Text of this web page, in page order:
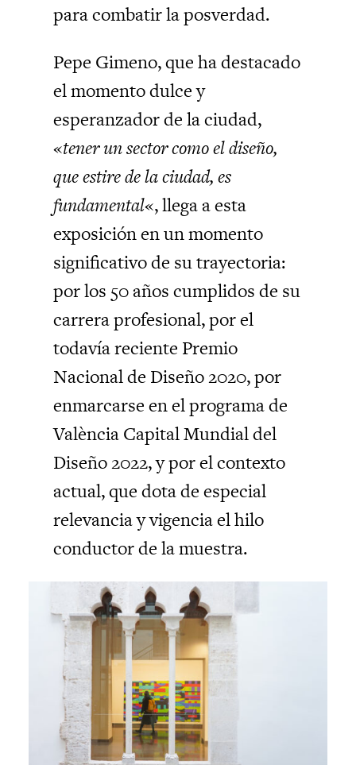
para combatir la posverdad.
Pepe Gimeno, que ha destacado
el momento dulce y
esperanzador de la ciudad,
«tener un sector como el diseño,
que estire de la ciudad, es
fundamental«, llega a esta
exposición en un momento
significativo de su trayectoria:
por los 50 años cumplidos de su
carrera profesional, por el
todavía reciente Premio
Nacional de Diseño 2020, por
enmarcarse en el programa de
València Capital Mundial del
Diseño 2022, y por el contexto
actual, que dota de especial
relevancia y vigencia el hilo
conductor de la muestra.